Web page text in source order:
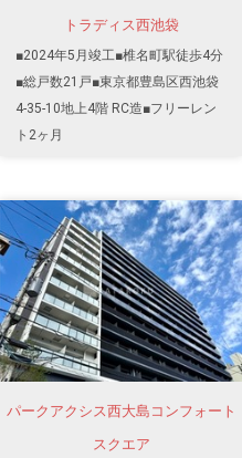
トラディス西池袋
■2024年5月竣工■椎名町駅徒歩4分
■総戸数21戸■東京都豊島区西池袋
4-35-10地上4階 RC造■フリーレン
ト2ヶ月
パークアクシス西大島コンフォート
スクエア